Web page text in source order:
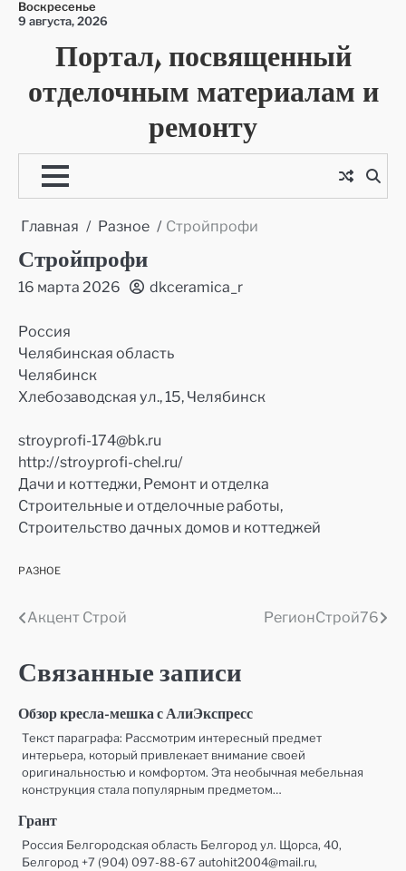
Перейти
содержимому
Воскресенье
9 августа, 2026
Портал, посвященный
отделочным материалам и
ремонту
Главная Разное Стройпрофи
Стройпрофи
16 марта 2026 dkceramica_r
Россия
Челябинская область
Челябинск
Хлебозаводская ул., 15, Челябинск
stroyprofi-174@bk.ru
http://stroyprofi-chel.ru/
Дачи и коттеджи, Ремонт и отделка
Строительные и отделочные работы,
Строительство дачных домов и коттеджей
РАЗНОЕ
Навигация
записям
Акцент Строй РегионСтрой76
Связанные записи
Обзор кресла-мешка с АлиЭкспресс
Текст параграфа: Рассмотрим интересный предмет
интерьера, который привлекает внимание своей
оригинальностью и комфортом. Эта необычная мебельная
конструкция стала популярным предметом…
Грант
Россия Белгородская область Белгород ул. Щорса, 40,
Белгород +7 (904) 097-88-67 autohit2004@mail.ru,